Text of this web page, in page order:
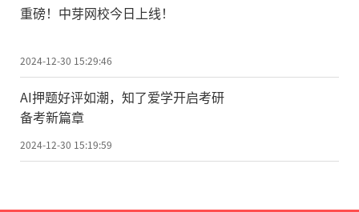
重磅！中芽网校今日上线！
2024-12-30 15:29:46
AI押题好评如潮，知了爱学开启考研
备考新篇章
2024-12-30 15:19:59